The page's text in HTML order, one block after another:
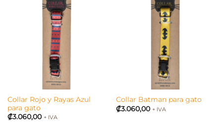
Collar Rojo y Rayas Azul
para gato
₡3.060,00 + IVA
Collar Batman para gato
₡3.060,00 + IVA